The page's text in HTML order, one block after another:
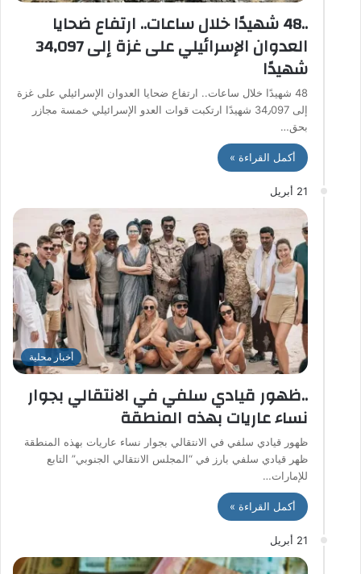
..48 شهيدًا خلال ساعات.. ارتفاع ضحايا
العدوان الإسرائيلي على غزة إلى 34٫097
شهيدًا
48 شهيدًا خلال ساعات.. ارتفاع ضحايا العدوان الإسرائيلي على غزة
إلى 34٫097 شهيدًا ارتكبت قوات العدو الإسرائيلي خمسة مجازر
بحق…
أكمل القراءة »
21 أبريل
أخبار محلية
..ظهور قيادي سلفي في الانتقالي بجوار
نساء عاريات بهذه المنطقة
ظهور قيادي سلفي في الانتقالي بجوار نساء عاريات بهذه المنطقة
ظهر قيادي سلفي بارز في “المجلس الانتقالي الجنوبي” التابع
للإمارات…
أكمل القراءة »
21 أبريل